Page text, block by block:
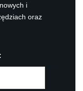
i
oraz